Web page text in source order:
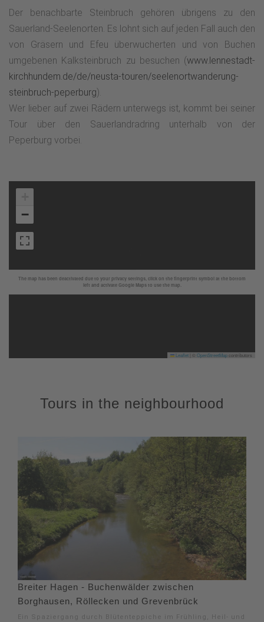
Der benachbarte Steinbruch gehören übrigens zu den
Sauerland-Seelenorten. Es lohnt sich auf jeden Fall auch den
von Gräsern und Efeu überwucherten und von Buchen
umgebenen Kalksteinbruch zu besuchen (www.lennestadt-
kirchhundem.de/de/neusta-touren/seelenortwanderung-
steinbruch-peperburg).
Wer lieber auf zwei Rädern unterwegs ist, kommt bei seiner
Tour über den Sauerlandradring unterhalb von der
Peperburg vorbei.
The map has been deactivated due to your privacy settings, click on the fingerprint symbol at the bottom
left and activate Google Maps to use the map.
−
Leaflet OpenStreetMapcontributors
Tours in the neighbourhood
Breiter Hagen - Buchenwälder zwischen
Borghausen, Röllecken und Grevenbrück
Ein Spaziergang durch Blütenteppiche im Frühling, Heil- und